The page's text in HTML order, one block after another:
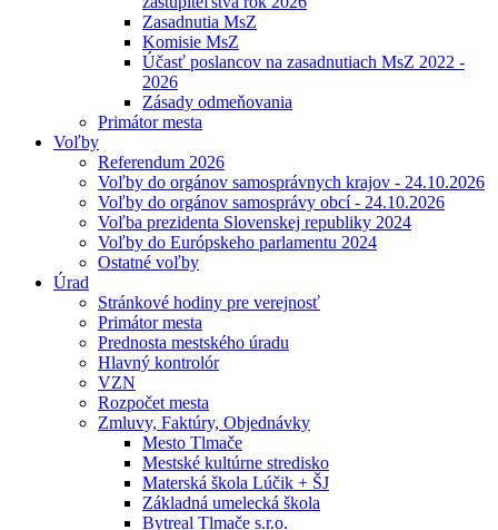
Zasadnutia MsZ
Komisie MsZ
Účasť poslancov na zasadnutiach MsZ 2022 -
2026
Zásady odmeňovania
Primátor mesta
Voľby
Referendum 2026
Voľby do orgánov samosprávnych krajov - 24.10.2026
Voľby do orgánov samosprávy obcí - 24.10.2026
Voľba prezidenta Slovenskej republiky 2024
Voľby do Európskeho parlamentu 2024
Ostatné voľby
Úrad
Stránkové hodiny pre verejnosť
Primátor mesta
Prednosta mestského úradu
Hlavný kontrolór
VZN
Rozpočet mesta
Zmluvy, Faktúry, Objednávky
Mesto Tlmače
Mestské kultúrne stredisko
Materská škola Lúčik + ŠJ
Základná umelecká škola
Bytreal Tlmače s.r.o.